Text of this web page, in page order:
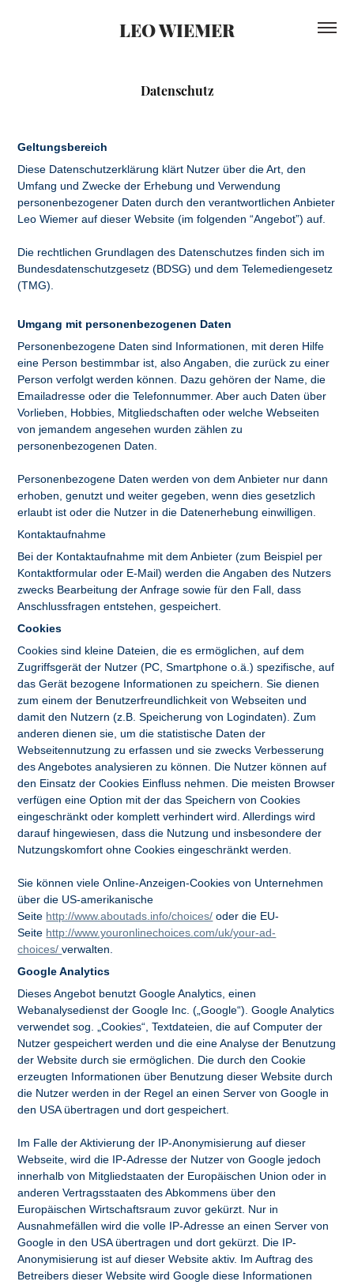
LEO WIEMER
Datenschutz
Geltungsbereich
Diese Datenschutzerklärung klärt Nutzer über die Art, den
Umfang und Zwecke der Erhebung und Verwendung
personenbezogener Daten durch den verantwortlichen Anbieter
Leo Wiemer auf dieser Website (im folgenden “Angebot”) auf.
Die rechtlichen Grundlagen des Datenschutzes finden sich im
Bundesdatenschutzgesetz (BDSG) und dem Telemediengesetz
(TMG).
Umgang mit personenbezogenen Daten
Personenbezogene Daten sind Informationen, mit deren Hilfe
eine Person bestimmbar ist, also Angaben, die zurück zu einer
Person verfolgt werden können. Dazu gehören der Name, die
Emailadresse oder die Telefonnummer. Aber auch Daten über
Vorlieben, Hobbies, Mitgliedschaften oder welche Webseiten
von jemandem angesehen wurden zählen zu
personenbezogenen Daten.
Personenbezogene Daten werden von dem Anbieter nur dann
erhoben, genutzt und weiter gegeben, wenn dies gesetzlich
erlaubt ist oder die Nutzer in die Datenerhebung einwilligen.
Kontaktaufnahme
Bei der Kontaktaufnahme mit dem Anbieter (zum Beispiel per
Kontaktformular oder E-Mail) werden die Angaben des Nutzers
zwecks Bearbeitung der Anfrage sowie für den Fall, dass
Anschlussfragen entstehen, gespeichert.
Cookies
Cookies sind kleine Dateien, die es ermöglichen, auf dem
Zugriffsgerät der Nutzer (PC, Smartphone o.ä.) spezifische, auf
das Gerät bezogene Informationen zu speichern. Sie dienen
zum einem der Benutzerfreundlichkeit von Webseiten und
damit den Nutzern (z.B. Speicherung von Logindaten). Zum
anderen dienen sie, um die statistische Daten der
Webseitennutzung zu erfassen und sie zwecks Verbesserung
des Angebotes analysieren zu können. Die Nutzer können auf
den Einsatz der Cookies Einfluss nehmen. Die meisten Browser
verfügen eine Option mit der das Speichern von Cookies
eingeschränkt oder komplett verhindert wird. Allerdings wird
darauf hingewiesen, dass die Nutzung und insbesondere der
Nutzungskomfort ohne Cookies eingeschränkt werden.
Sie können viele Online-Anzeigen-Cookies von Unternehmen
über die US-amerikanische
Seite http://www.aboutads.info/choices/ oder die EU-
Seite http://www.youronlinechoices.com/uk/your-ad-
choices/verwalten.
Google Analytics
Dieses Angebot benutzt Google Analytics, einen
Webanalysedienst der Google Inc. („Google“). Google Analytics
verwendet sog. „Cookies“, Textdateien, die auf Computer der
Nutzer gespeichert werden und die eine Analyse der Benutzung
der Website durch sie ermöglichen. Die durch den Cookie
erzeugten Informationen über Benutzung dieser Website durch
die Nutzer werden in der Regel an einen Server von Google in
den USA übertragen und dort gespeichert.
Im Falle der Aktivierung der IP-Anonymisierung auf dieser
Webseite, wird die IP-Adresse der Nutzer von Google jedoch
innerhalb von Mitgliedstaaten der Europäischen Union oder in
anderen Vertragsstaaten des Abkommens über den
Europäischen Wirtschaftsraum zuvor gekürzt. Nur in
Ausnahmefällen wird die volle IP-Adresse an einen Server von
Google in den USA übertragen und dort gekürzt. Die IP-
Anonymisierung ist auf dieser Website aktiv. Im Auftrag des
Betreibers dieser Website wird Google diese Informationen